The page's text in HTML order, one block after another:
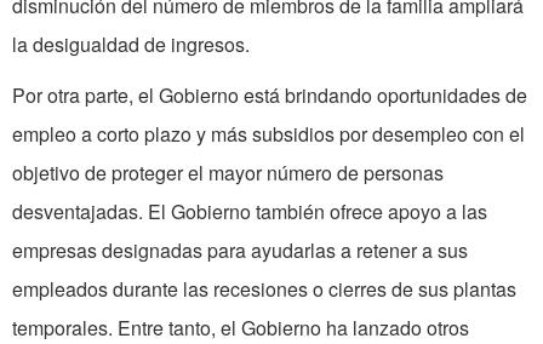
disminución del número de miembros de la familia ampliará
la desigualdad de ingresos.
Por otra parte, el Gobierno está brindando oportunidades de
empleo a corto plazo y más subsidios por desempleo con el
objetivo de proteger el mayor número de personas
desventajadas. El Gobierno también ofrece apoyo a las
empresas designadas para ayudarlas a retener a sus
empleados durante las recesiones o cierres de sus plantas
temporales. Entre tanto, el Gobierno ha lanzado otros